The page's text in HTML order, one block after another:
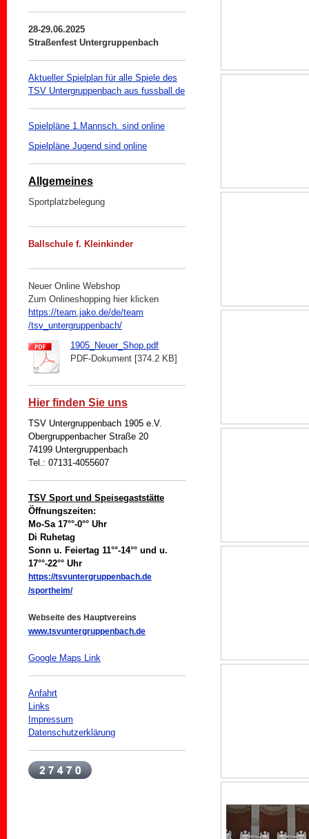
28-29.06.2025
Straßenfest Untergruppenbach
Aktueller Spielplan für alle Spiele des
TSV Untergruppenbach aus fussball.de
Spielpläne 1.Mannsch. sind online
Spielpläne Jugend sind online
Allgemeines
Sportplatzbelegung
Ballschule f. Kleinkinder
Neuer Online Webshop
Zum Onlineshopping hier klicken
https://team.jako.de/de/team
/tsv_untergruppenbach/
1905_Neuer_Shop.pdf
PDF-Dokument [374.2 KB]
Hier finden Sie uns
TSV Untergruppenbach 1905 e.V.
Obergruppenbacher Straße 20
74199 Untergruppenbach
Tel.: 07131-4055607
TSV Sport und Speisegaststätte
Öffnungszeiten:
Mo-Sa 17°°-0°° Uhr
Di Ruhetag
Sonn u. Feiertag 11°°-14°° und u.
17°°-22°° Uhr
https://tsvuntergruppenbach.de
/sportheim/
Webseite des Hauptvereins
www.tsvuntergruppenbach.de
Google Maps Link
Anfahrt
Links
Impressum
Datenschutzerklärung